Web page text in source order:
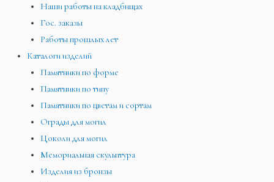
Наши работы на кладбищах
Гос. заказы
Работы прошлых лет
Каталоги изделий
Памятники по форме
Памятники по типу
Памятники по цветам и сортам
Ограды для могил
Цоколи для могил
Мемориальная скульптура
Изделия из бронзы